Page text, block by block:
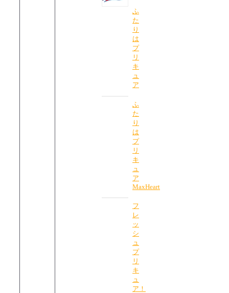
ふ
た
り
は
プ
リ
キ
ュ
ア
ふ
た
り
は
プ
リ
キ
ュ
ア
MaxHeart
フ
レ
ッ
シ
ュ
プ
リ
キ
ュ
ア！